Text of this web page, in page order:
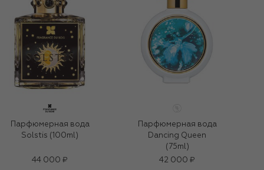
Парфюмерная вода
Solstis (100ml)
44 000 ₽
Парфюмерная вода
Dancing Queen
(75ml)
42 000 ₽